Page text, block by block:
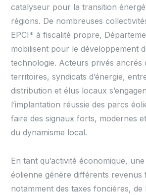
catalyseur pour la transition
régions. De nombreuses
EPCI* à fiscalité propre,
mobilisent pour le développement
technologie. Acteurs privés ancrés
territoires, syndicats d’énergie,
distribution et élus locaux
l’implantation réussie des parcs
faire des signaux forts, modernes
du dynamisme local.
En tant qu’activité économique,
éolienne génère différents revenus
notamment des taxes foncières, de